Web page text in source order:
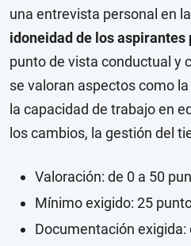
una entrevista personal en
idoneidad de los aspirantes
punto de vista conductual y
se valoran aspectos como
la capacidad de trabajo en
los cambios, la gestión del
Valoración: de 0 a 50
Mínimo exigido: 25
Documentación